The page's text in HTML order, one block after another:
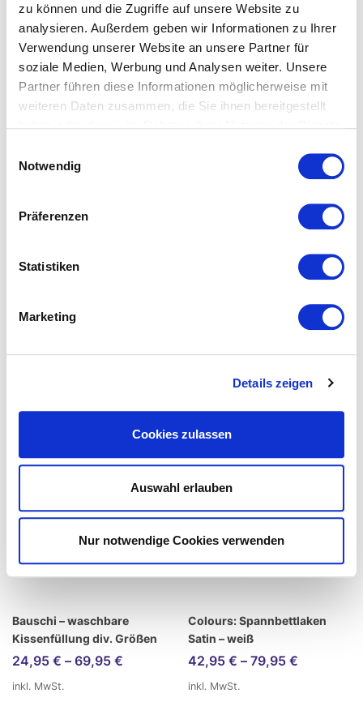
zu können und die Zugriffe auf unsere Website zu
analysieren. Außerdem geben wir Informationen zu Ihrer
Verwendung unserer Website an unsere Partner für
soziale Medien, Werbung und Analysen weiter. Unsere
Partner führen diese Informationen möglicherweise mit
weiteren Daten zusammen, die Sie ihnen bereitgestellt
Notwendig
Präferenzen
Statistiken
Marketing
Details zeigen
Cookies zulassen
Auswahl erlauben
Nur notwendige Cookies verwenden
Bettwäsche aus merzerisierter Baumwolle bestechen
besonders durch ihren tollen Glanz.
Das könnte Ihnen ebenfalls
Bauschi – waschbare
Kissenfüllung div. Größen
24,95 € – 69,95 €
inkl. MwSt.
Colours: Spannbettlaken
Satin – weiß
42,95 € – 79,95 €
inkl. MwSt.